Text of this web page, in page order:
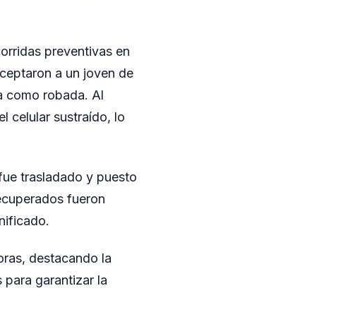
preventivas en
a un joven de
como robada. Al
celular sustraído, lo
trasladado y puesto
fueron
destacando la
para garantizar la